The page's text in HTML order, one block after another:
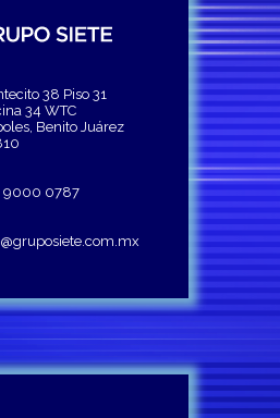
38 Piso 31
34 WTC
Benito Juárez
9000 0787